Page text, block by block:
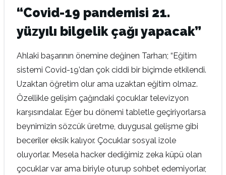
“Covid-19 pandemisi 21.
yüzyılı bilgelik çağı yapacak”
Ahlaki başarının önemine değinen Tarhan; “Eğitim
sistemi Covid-19’dan çok ciddi bir biçimde etkilendi.
Uzaktan öğretim olur ama uzaktan eğitim olmaz.
Özellikle gelişim çağındaki çocuklar televizyon
karşısındalar. Eğer bu dönemi tabletle geçiriyorlarsa
beynimizin sözcük üretme, duygusal gelişme gibi
beceriler eksik kalıyor. Çocuklar sosyal izole
oluyorlar. Mesela hacker dediğimiz zeka küpü olan
çocuklar var ama biriyle oturup sohbet edemiyorlar,